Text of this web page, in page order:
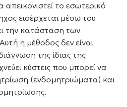
απεικονιστεί το εσωτερικό
εισέρχεται μέσω του
την κατάσταση των
η μέθοδος δεν είναι
της ίδιας της
κύστεις που μπορεί να
(ενδομητριώματα) και